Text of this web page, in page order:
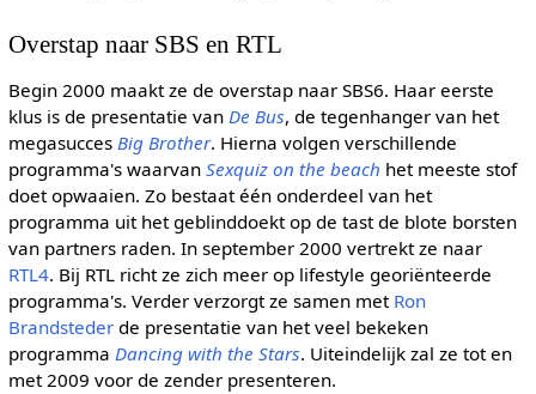
Overstap naar SBS en RTL
Begin 2000 maakt ze de overstap naar SBS6. Haar eerste
klus is de presentatie van De Bus, de tegenhanger van het
megasucces Big Brother. Hierna volgen verschillende
programma's waarvan Sexquiz on the beach het meeste stof
doet opwaaien. Zo bestaat één onderdeel van het
programma uit het geblinddoekt op de tast de blote borsten
van partners raden. In september 2000 vertrekt ze naar
RTL4. Bij RTL richt ze zich meer op lifestyle georiënteerde
programma's. Verder verzorgt ze samen met Ron
Brandstederde presentatie van het veel bekeken
programma Dancing with the Stars. Uiteindelijk zal ze tot en
met 2009 voor de zender presenteren.